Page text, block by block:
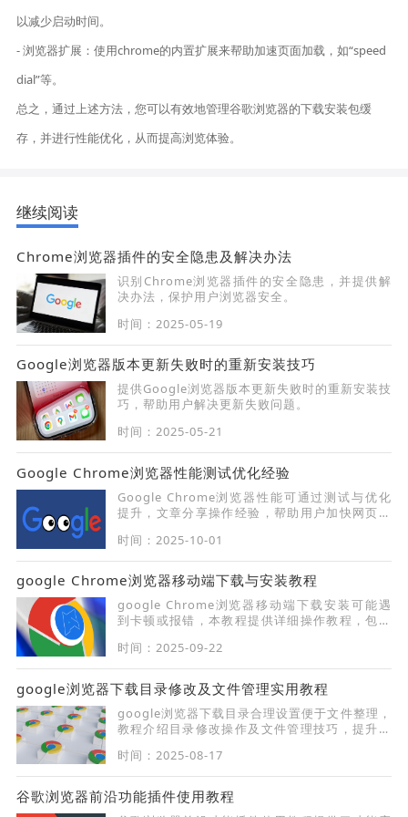
以减少启动时间。
- 浏览器扩展：使用chrome的内置扩展来帮助加速页面加载，如“speed
dial”等。
总之，通过上述方法，您可以有效地管理谷歌浏览器的下载安装包缓
存，并进行性能优化，从而提高浏览体验。
继续阅读
Chrome浏览器插件的安全隐患及解决办法
识别Chrome浏览器插件的安全隐患，并提供解
决办法，保护用户浏览器安全。
时间：2025-05-19
Google浏览器版本更新失败时的重新安装技巧
提供Google浏览器版本更新失败时的重新安装技
巧，帮助用户解决更新失败问题。
时间：2025-05-21
Google Chrome浏览器性能测试优化经验
Google Chrome浏览器性能可通过测试与优化
提升，文章分享操作经验，帮助用户加快网页加
时间：2025-10-01
google Chrome浏览器移动端下载与安装教程
google Chrome浏览器移动端下载安装可能遇
到卡顿或报错，本教程提供详细操作教程，包括
移动端安装。
时间：2025-09-22
google浏览器下载目录修改及文件管理实用教程
google浏览器下载目录合理设置便于文件整理，
教程介绍目录修改操作及文件管理技巧，提升下
时间：2025-08-17
谷歌浏览器前沿功能插件使用教程